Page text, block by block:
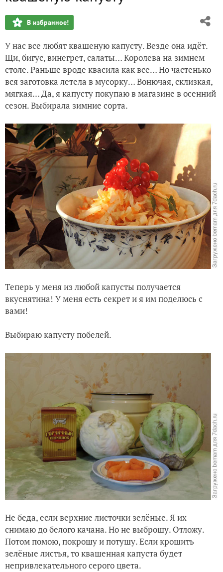
Вкусное лечо
Октябрь. Посадка чеснока по лунному календарю
Ура!!! Получила приз от агрофирмы Поиск!!!!
Первые заготовки, или Остренькая "васаби"
В избранное!
У нас все любят квашеную капусту. Везде она идёт.
Щи, бигус, винегрет, салаты… Королева на зимнем
столе. Раньше вроде квасила как все… Но частенько
вся заготовка летела в мусорку… Вонючая, склизкая,
мягкая… Да, я капусту покупаю в магазине в осенний
сезон. Выбирала зимние сорта.
Теперь у меня из любой капусты получается
вкуснятина! У меня есть секрет и я им поделюсь с
вами!
Выбираю капусту побелей.
Не беда, если верхние листочки зелёные. Я их
снимаю до белого качана. Но не выброшу. Отложу.
Потом помою, покрошу и потушу. Если крошить
зелёные листья, то квашенная капуста будет
непривлекательного серого цвета.